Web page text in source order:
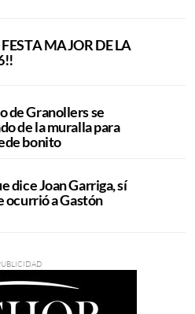
MAJOR DE LA
de Granollers se
de la muralla para
bonito
dice Joan Garriga, sí
ocurrió a Gastón